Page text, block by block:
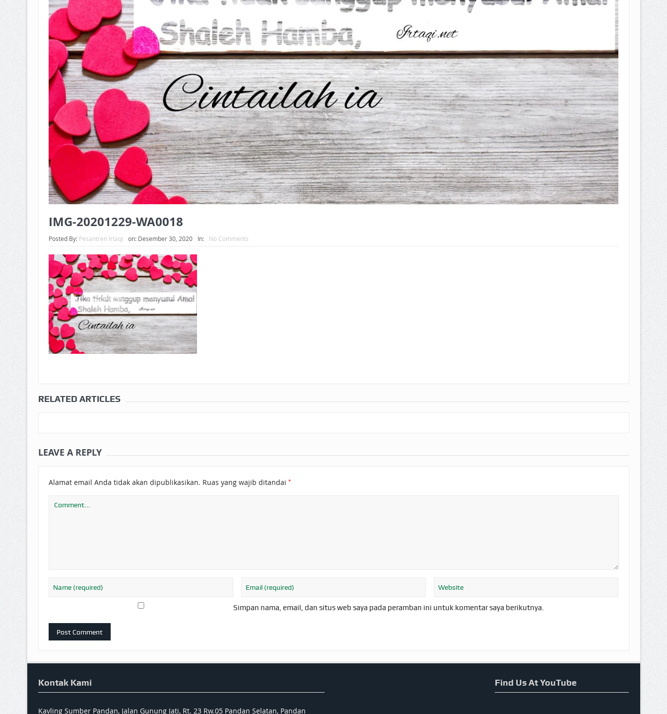
IMG-20201229-WA0018
Posted By: Pesantren Irtaqi on: Desember 30, 2020 In: No Comments
RELATED ARTICLES
LEAVE A REPLY
Alamat email Anda tidak akan dipublikasikan. Ruas yang wajib ditandai *
Simpan nama, email, dan situs web saya pada peramban ini untuk komentar saya berikutnya.
Kontak Kami
Kavling Sumber Pandan, Jalan Gunung Jati, Rt. 23 Rw.05 Pandan Selatan, Pandan
Find Us At YouTube